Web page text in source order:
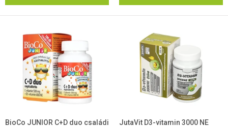
BioCo JUNIOR C+D duo családi JutaVit D3-vitamin 3000 NE